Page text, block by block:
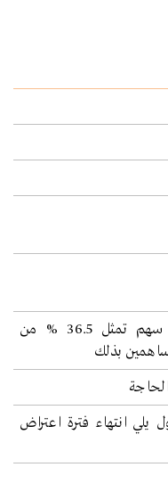
إلغاء 57.5 مليون سهم تمثل 36.5 % من
بذلك
يلي انتهاء فترة اعتراض